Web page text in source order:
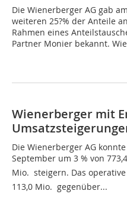
Die Wienerberger AG gab
weiteren 25?% der Anteile
Rahmen eines
Partner Monier bekannt.
Wienerberger mit
Die Wienerberger AG
September um 3 % von
Mio.  steigern. Das
113,0 Mio.  gegenüber...